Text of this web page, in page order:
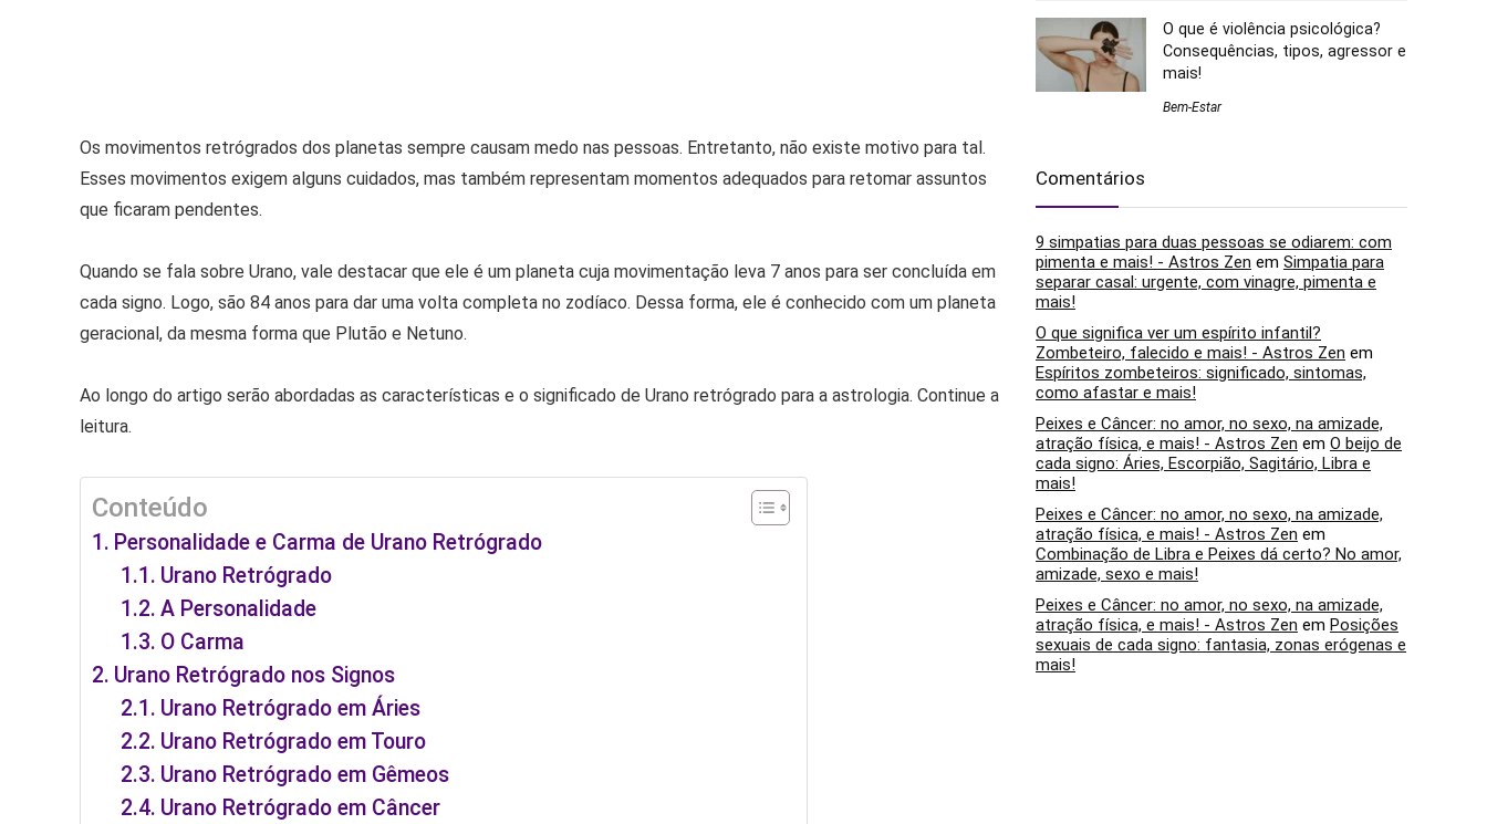
Os movimentos retrógrados dos planetas sempre causam medo nas pessoas. Entretanto, não existe motivo para tal.
Esses movimentos exigem alguns cuidados, mas também representam momentos adequados para retomar assuntos
que ficaram pendentes.
Quando se fala sobre Urano, vale destacar que ele é um planeta cuja movimentação leva 7 anos para ser concluída em
cada signo. Logo, são 84 anos para dar uma volta completa no zodíaco. Dessa forma, ele é conhecido com um planeta
geracional, da mesma forma que Plutão e Netuno.
Ao longo do artigo serão abordadas as características e o significado de Urano retrógrado para a astrologia. Continue a
leitura.
Conteúdo
Personalidade e Carma de Urano Retrógrado
Urano Retrógrado
A Personalidade
O Carma
Urano Retrógrado nos Signos
Urano Retrógrado em Áries
Urano Retrógrado em Touro
Urano Retrógrado em Gêmeos
Urano Retrógrado em Câncer
O que é violência psicológica?
Consequências, tipos, agressor e
mais!
Bem-Estar
Comentários
9 simpatias para duas pessoas se odiarem: com
pimenta e mais! - Astros Zen em Simpatia para
separar casal: urgente, com vinagre, pimenta e
mais!
O que significa ver um espírito infantil?
Zombeteiro, falecido e mais! - Astros Zen em
Espíritos zombeteiros: significado, sintomas,
como afastar e mais!
Peixes e Câncer: no amor, no sexo, na amizade,
atração física, e mais! - Astros Zen em O beijo de
cada signo: Áries, Escorpião, Sagitário, Libra e
mais!
Peixes e Câncer: no amor, no sexo, na amizade,
atração física, e mais! - Astros Zen em
Combinação de Libra e Peixes dá certo? No amor,
amizade, sexo e mais!
Peixes e Câncer: no amor, no sexo, na amizade,
atração física, e mais! - Astros Zen em Posições
sexuais de cada signo: fantasia, zonas erógenas e
mais!